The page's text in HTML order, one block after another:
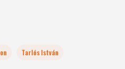
Tarlós István